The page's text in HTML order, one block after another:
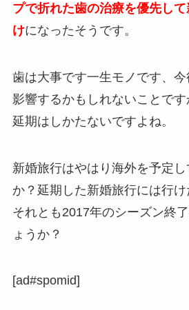
プで折れた歯の治療を優先し
けになったそうです。
歯は大事です一生モノです、
影響するかもしれないことで
延期はしかたないですよね。
新婚旅行はやはり海外を予定
か？延期した新婚旅行には行け
それとも2017年のシーズン終
ょうか？
[ad#spomid]